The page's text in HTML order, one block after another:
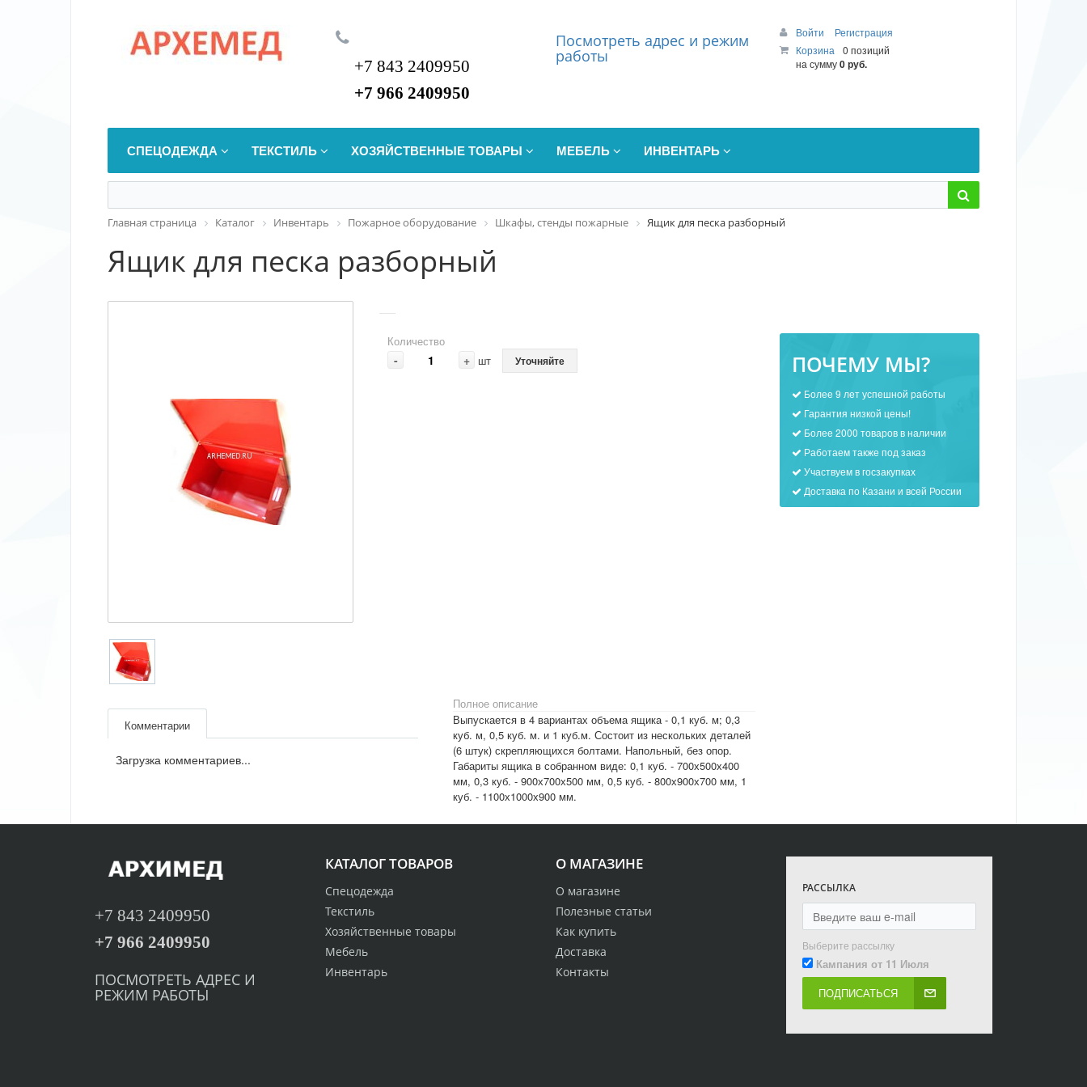
+7 843 2409950
+7 966 2409950
Посмотреть адрес и режим
работы
Войти
Регистрация
Корзина
0 позиций
на сумму0 руб.
СПЕЦОДЕЖДА ТЕКСТИЛЬ ХОЗЯЙСТВЕННЫЕ ТОВАРЫ МЕБЕЛЬ ИНВЕНТАРЬ
Главная страница Каталог Инвентарь Пожарное оборудование Шкафы, стенды пожарные Ящик для песка разборный
Ящик для песка разборный
Количество
- + шт Уточняйте
Полное описание
Выпускается в 4 вариантах объема ящика - 0,1 куб. м; 0,3
куб. м, 0,5 куб. м. и 1 куб.м. Состоит из нескольких деталей
(6 штук) скрепляющихся болтами. Напольный, без опор.
Габариты ящика в собранном виде: 0,1 куб. - 700х500х400
мм, 0,3 куб. - 900х700х500 мм, 0,5 куб. - 800х900х700 мм, 1
куб. - 1100х1000х900 мм.
Комментарии
Загрузка комментариев...
ПОЧЕМУ МЫ?
Более 9 лет успешной работы
Гарантия низкой цены!
Более 2000 товаров в наличии
Работаем также под заказ
Участвуем в госзакупках
Доставка по Казани и всей России
О МАГАЗИНЕ
О магазине
Полезные статьи
Как купить
Доставка
Контакты
КАТАЛОГ ТОВАРОВ
Спецодежда
Текстиль
Хозяйственные товары
Мебель
Инвентарь
РАССЫЛКА
Выберите рассылку
Кампания от 11 Июля
ПОДПИСАТЬСЯ
+7 843 2409950
+7 966 2409950
ПОСМОТРЕТЬ АДРЕС И
РЕЖИМ РАБОТЫ